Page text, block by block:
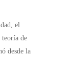
el
teoría de
desde la